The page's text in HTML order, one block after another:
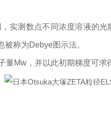
实测数点不同浓度溶液的
称为Debye图示法。
量Mw，并以此初期梯度可求